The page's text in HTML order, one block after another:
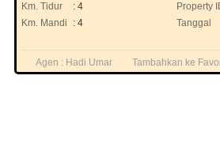
Km. Tidur
: 4
Km. Mandi
: 4
Property
Tanggal
Agen : Hadi Umar Tambahkan ke